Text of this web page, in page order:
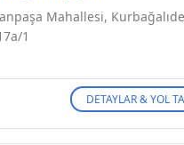
Mahallesi,
1
DETAYLAR & YOL